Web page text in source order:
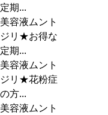
定期...
美容液ムント
ジリ★お得な
定期...
美容液ムント
ジリ★花粉症
の方...
美容液ムント